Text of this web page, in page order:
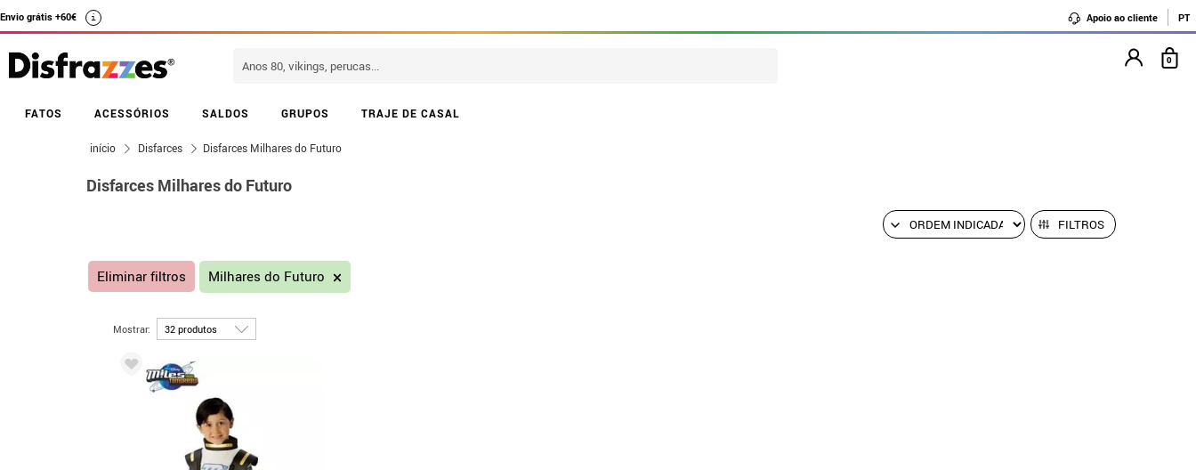
Envio grátis +60€ i Apoio ao cliente PT
FATOS ACESSÓRIOS SALDOS GRUPOS TRAJE DE CASAL
0
início Disfarces Disfarces Milhares do Futuro
Disfarces Milhares do Futuro
FILTROS
Eliminar filtros Milhares do Futuro
Mostrar: